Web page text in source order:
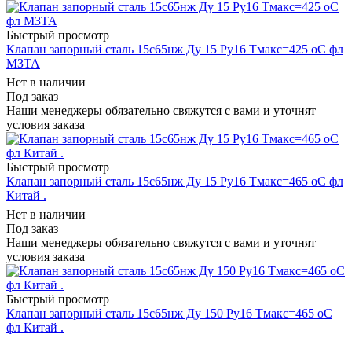
Быстрый просмотр
Клапан запорный сталь 15с65нж Ду 15 Ру16 Тмакс=425 оС фл
МЗТА
Нет в наличии
Под заказ
Наши менеджеры обязательно свяжутся с вами и уточнят
условия заказа
Быстрый просмотр
Клапан запорный сталь 15с65нж Ду 15 Ру16 Тмакс=465 оС фл
Китай .
Нет в наличии
Под заказ
Наши менеджеры обязательно свяжутся с вами и уточнят
условия заказа
Быстрый просмотр
Клапан запорный сталь 15с65нж Ду 150 Ру16 Тмакс=465 оС
фл Китай .